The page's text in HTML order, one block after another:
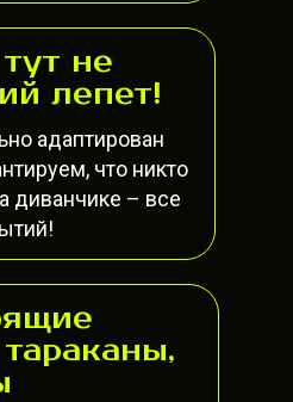
адаптирован
что никто
диванчике – все
не
лепет!